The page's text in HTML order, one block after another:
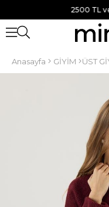
2500 TL ve
Anasayfa GİYİM ÜST